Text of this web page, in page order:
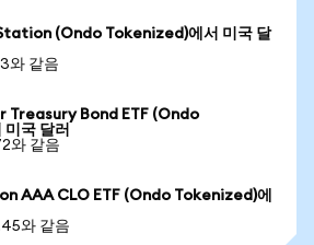
(Ondo Tokenized)에서 미국 달
와 같음
Treasury Bond ETF (Ondo
국 달러
와 같음
AAA CLO ETF (Ondo Tokenized)에
와 같음